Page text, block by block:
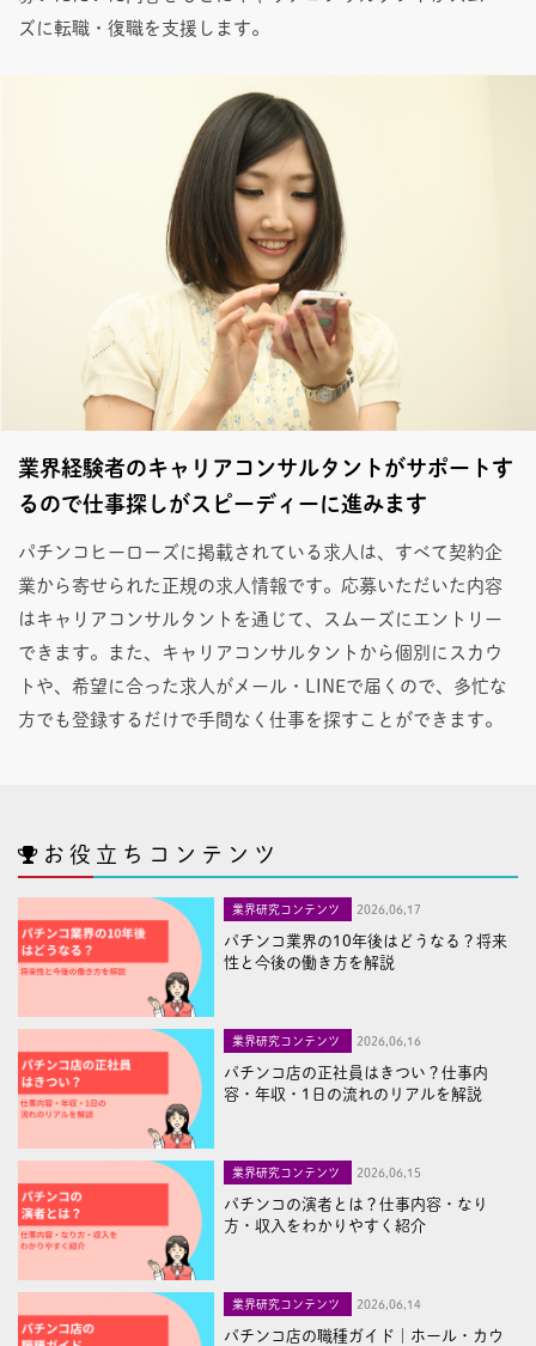
ズに転職・復職を支援します。
業界経験者のキャリアコンサルタントがサポートす
るので仕事探しがスピーディーに進みます
パチンコヒーローズに掲載されている求人は、すべて契約企
業から寄せられた正規の求人情報です。応募いただいた内容
はキャリアコンサルタントを通じて、スムーズにエントリー
できます。また、キャリアコンサルタントから個別にスカウ
トや、希望に合った求人がメール・LINEで届くので、多忙な
方でも登録するだけで手間なく仕事を探すことができます。
お役立ちコンテンツ
業界研究コンテンツ 2026,06,17
パチンコ業界の10年後はどうなる？将来
性と今後の働き方を解説
業界研究コンテンツ 2026,06,16
パチンコ店の正社員はきつい？仕事内
容・年収・1日の流れのリアルを解説
業界研究コンテンツ 2026,06,15
パチンコの演者とは？仕事内容・なり
方・収入をわかりやすく紹介
業界研究コンテンツ 2026,06,14
パチンコ店の職種ガイド｜ホール・カウ